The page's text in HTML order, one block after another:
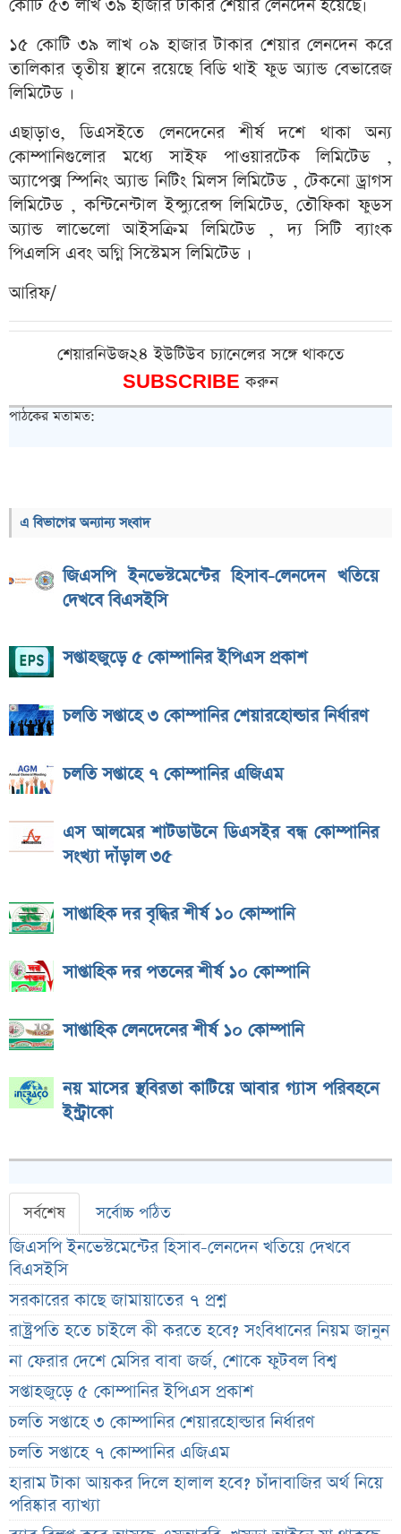
কোটি ৫৩ লাখ ৩৯ হাজার টাকার শেয়ার লেনদেন হয়েছে।
১৫ কোটি ৩৯ লাখ ০৯ হাজার টাকার শেয়ার লেনদেন করে
তালিকার তৃতীয় স্থানে রয়েছে বিডি থাই ফুড অ্যান্ড বেভারেজ
লিমিটেড ।
এছাড়াও, ডিএসইতে লেনদেনের শীর্ষ দশে থাকা অন্য
কোম্পানিগুলোর মধ্যে সাইফ পাওয়ারটেক লিমিটেড ,
অ্যাপেক্স স্পিনিং অ্যান্ড নিটিং মিলস লিমিটেড , টেকনো ড্রাগস
লিমিটেড , কন্টিনেন্টাল ইন্স্যুরেন্স লিমিটেড, তৌফিকা ফুডস
অ্যান্ড লাভেলো আইসক্রিম লিমিটেড , দ্য সিটি ব্যাংক
পিএলসি এবং অগ্নি সিস্টেমস লিমিটেড ।
আরিফ/
শেয়ারনিউজ২৪ ইউটিউব চ্যানেলের সঙ্গে থাকতে
SUBSCRIBEকরুন
পাঠকের মতামত:
এ বিভাগের অন্যান্য সংবাদ
জিএসপি ইনভেস্টমেন্টের হিসাব-লেনদেন খতিয়ে
দেখবে বিএসইসি
সপ্তাহজুড়ে ৫ কোম্পানির ইপিএস প্রকাশ
চলতি সপ্তাহে ৩ কোম্পানির শেয়ারহোল্ডার নির্ধারণ
চলতি সপ্তাহে ৭ কোম্পানির এজিএম
এস আলমের শাটডাউনে ডিএসইর বন্ধ কোম্পানির
সংখ্যা দাঁড়াল ৩৫
সাপ্তাহিক দর বৃদ্ধির শীর্ষ ১০ কোম্পানি
সাপ্তাহিক দর পতনের শীর্ষ ১০ কোম্পানি
সাপ্তাহিক লেনদেনের শীর্ষ ১০ কোম্পানি
নয় মাসের স্থবিরতা কাটিয়ে আবার গ্যাস পরিবহনে
ইন্ট্রাকো
সর্বশেষ সর্বোচ্চ পঠিত
জিএসপি ইনভেস্টমেন্টের হিসাব-লেনদেন খতিয়ে দেখবে
বিএসইসি
সরকারের কাছে জামায়াতের ৭ প্রশ্ন
রাষ্ট্রপতি হতে চাইলে কী করতে হবে? সংবিধানের নিয়ম জানুন
না ফেরার দেশে মেসির বাবা জর্জ, শোকে ফুটবল বিশ্ব
সপ্তাহজুড়ে ৫ কোম্পানির ইপিএস প্রকাশ
চলতি সপ্তাহে ৩ কোম্পানির শেয়ারহোল্ডার নির্ধারণ
চলতি সপ্তাহে ৭ কোম্পানির এজিএম
হারাম টাকা আয়কর দিলে হালাল হবে? চাঁদাবাজির অর্থ নিয়ে
পরিষ্কার ব্যাখ্যা